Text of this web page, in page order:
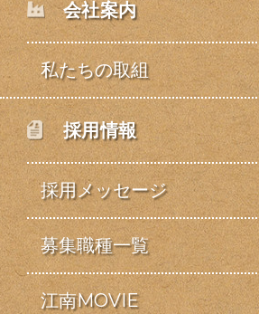
会社案内
私たちの取組
採用情報
採用メッセージ
募集職種一覧
江南MOVIE